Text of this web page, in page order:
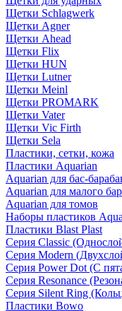
Щетки Schlagwerk
Щетки Agner
Щетки Ahead
Щетки Flix
Щетки HUN
Щетки Lutner
Щетки Meinl
Щетки PROMARK
Щетки Vater
Щетки Vic Firth
Щетки Sela
Пластики, сетки, кожа
Пластики Aquarian
Aquarian для бас-
Aquarian для малого
Aquarian для томов
Наборы пластиков
Пластики Blast Plast
Серия Classic
Серия Modern
Серия Power Dot (С
Серия Resonance
Серия Silent Ring
Пластики Bowo